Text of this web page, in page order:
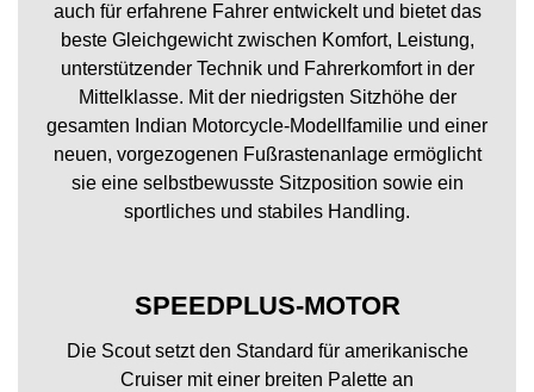
auch für erfahrene Fahrer entwickelt und bietet das
beste Gleichgewicht zwischen Komfort, Leistung,
unterstützender Technik und Fahrerkomfort in der
Mittelklasse. Mit der niedrigsten Sitzhöhe der
gesamten Indian Motorcycle-Modellfamilie und einer
neuen, vorgezogenen Fußrastenanlage ermöglicht
sie eine selbstbewusste Sitzposition sowie ein
sportliches und stabiles Handling.
SPEEDPLUS-MOTOR
Die Scout setzt den Standard für amerikanische
Cruiser mit einer breiten Palette an